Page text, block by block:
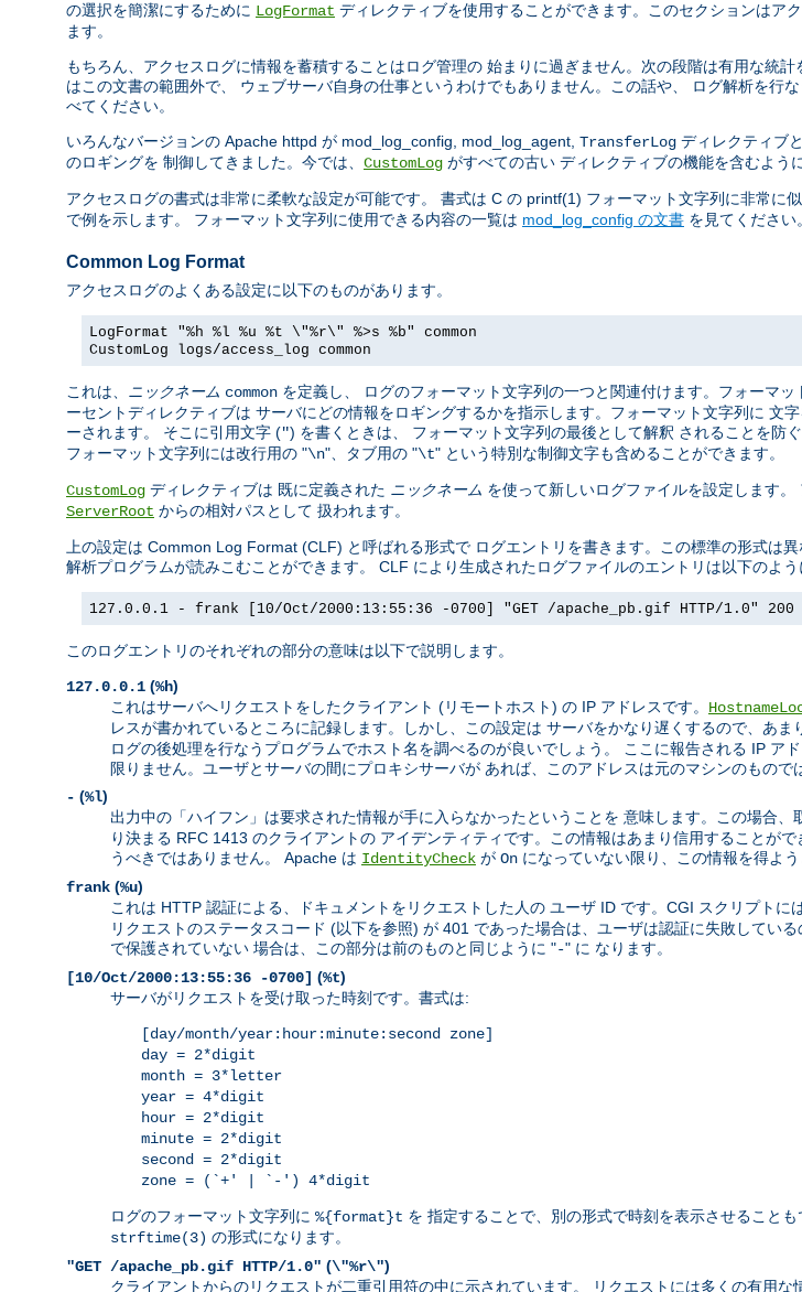
の選択を簡潔にするために LogFormat ディレクティブを使用することができます。このセクションはア
ます。
もちろん、アクセスログに情報を蓄積することはログ管理の 始まりに過ぎません。次の段階は有用な統
はこの文書の範囲外で、 ウェブサーバ自身の仕事というわけでもありません。この話や、 ログ解析を行
べてください。
いろんなバージョンの Apache httpd が mod_log_config, mod_log_agent, TransferLog ディレクティブ
のロギングを 制御してきました。今では、 CustomLog がすべての古い ディレクティブの機能を含むよう
アクセスログの書式は非常に柔軟な設定が可能です。 書式は C の printf(1) フォーマット文字列に非常に
で例を示します。 フォーマット文字列に使用できる内容の一覧は mod_log_config の文書 を見てください。
Common Log Format
アクセスログのよくある設定に以下のものがあります。
LogFormat "%h %l %u %t \"%r\" %>s %b" common
CustomLog logs/access_log common
これは、 ニックネーム common を定義し、 ログのフォーマット文字列の一つと関連付けます。フォーマ
ーセントディレクティブは サーバにどの情報をロギングするかを指示します。フォーマット文字列に 文
ーされます。 そこに引用文字 (") を書くときは、 フォーマット文字列の最後として解釈 されることを防
フォーマット文字列には改行用の "\n"、タブ用の "\t" という特別な制御文字も含めることができます。
CustomLog ディレクティブは 既に定義された ニックネーム を使って新しいログファイルを設定します
ServerRoot からの相対パスとして 扱われます。
上の設定は Common Log Format (CLF) と呼ばれる形式で ログエントリを書きます。この標準の形式は
解析プログラムが読みこむことができます。 CLF により生成されたログファイルのエントリは以下のよ
127.0.0.1 - frank [10/Oct/2000:13:55:36 -0700] "GET /apache_pb.gif HTTP/1.0" 200
このログエントリのそれぞれの部分の意味は以下で説明します。
127.0.0.1 (%h)
これはサーバへリクエストをしたクライアント (リモートホスト) の IP アドレスです。
レスが書かれているところに記録します。しかし、この設定は サーバをかなり遅くするので、あま
ログの後処理を行なうプログラムでホスト名を調べるのが良いでしょう。 ここに報告される IP ア
限りません。ユーザとサーバの間にプロキシサーバが あれば、このアドレスは元のマシンのもので
- (%l)
出力中の「ハイフン」は要求された情報が手に入らなかったということを 意味します。この場合
り決まる RFC 1413 のクライアントの アイデンティティです。この情報はあまり信用することが
うべきではありません。 Apache は IdentityCheck が On になっていない限り、この情報を得よう
frank (%u)
これは HTTP 認証による、ドキュメントをリクエストした人の ユーザ ID です。CGI スクリプトに
リクエストのステータスコード (以下を参照) が 401 であった場合は、ユーザは認証に失敗してい
で保護されていない 場合は、この部分は前のものと同じように "-" に なります。
[10/Oct/2000:13:55:36 -0700] (%t)
サーバがリクエストを受け取った時刻です。書式は:
[day/month/year:hour:minute:second zone]
day = 2*digit
month = 3*letter
year = 4*digit
hour = 2*digit
minute = 2*digit
second = 2*digit
zone = (`+' | `-') 4*digit
ログのフォーマット文字列に %{format}t を 指定することで、別の形式で時刻を表示させることも
strftime(3) の形式になります。
"GET /apache_pb.gif HTTP/1.0" (\"%r\")
クライアントからのリクエストが二重引用符の中に示されています。 リクエストには多くの有用